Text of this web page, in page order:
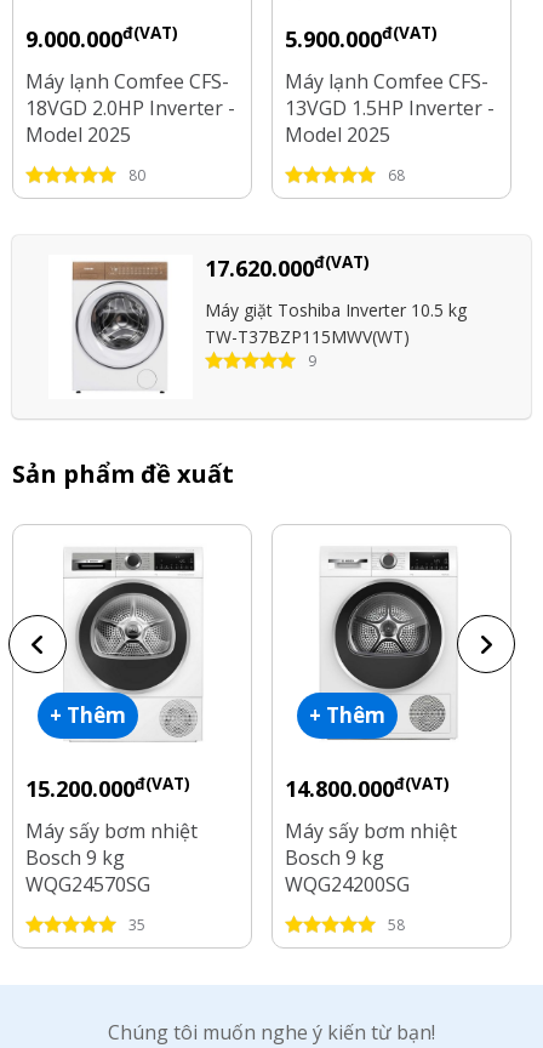
9.000.000đ(VAT)
Máy lạnh Comfee CFS-
18VGD 2.0HP Inverter -
Model 2025
80
5.900.000đ(VAT)
Máy lạnh Comfee CFS-
13VGD 1.5HP Inverter -
Model 2025
68
17.620.000đ(VAT)
Máy giặt Toshiba Inverter 10.5 kg
TW-T37BZP115MWV(WT)
9
Sản phẩm đề xuất
+ Thêm
15.200.000đ(VAT)
Máy sấy bơm nhiệt
Bosch 9 kg
WQG24570SG
35
+ Thêm
14.800.000đ(VAT)
Máy sấy bơm nhiệt
Bosch 9 kg
WQG24200SG
58
Chúng tôi muốn nghe ý kiến từ bạn!